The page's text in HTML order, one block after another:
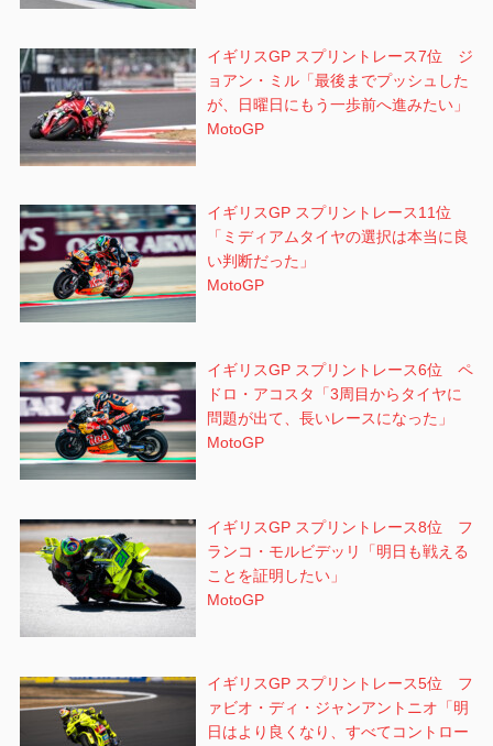
イギリスGP スプリントレース7位 ジ
ョアン・ミル「最後までプッシュした
が、日曜日にもう一歩前へ進みたい」
MotoGP
イギリスGP スプリントレース11位
「ミディアムタイヤの選択は本当に良
い判断だった」
MotoGP
イギリスGP スプリントレース6位 ペ
ドロ・アコスタ「3周目からタイヤに
問題が出て、長いレースになった」
MotoGP
イギリスGP スプリントレース8位 フ
ランコ・モルビデッリ「明日も戦える
ことを証明したい」
MotoGP
イギリスGP スプリントレース5位 フ
ァビオ・ディ・ジャンアントニオ「明
日はより良くなり、すべてコントロー